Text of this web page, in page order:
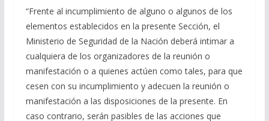
“Frente al incumplimiento de alguno o algunos de los
elementos establecidos en la presente Sección, el
Ministerio de Seguridad de la Nación deberá intimar a
cualquiera de los organizadores de la reunión o
manifestación o a quienes actúen como tales, para que
cesen con su incumplimiento y adecuen la reunión o
manifestación a las disposiciones de la presente. En
caso contrario, serán pasibles de las acciones que